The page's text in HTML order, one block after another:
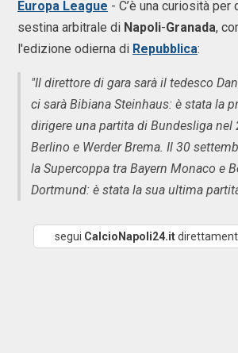
Europa League - C’è una curiosità per
sestina arbitrale di Napoli-Granada,
l'edizione odierna di Repubblica:
"Il direttore di gara sarà il tedesco
ci sarà Bibiana Steinhaus: è stata la
dirigere una partita di Bundesliga nel
Berlino e Werder Brema. Il 30
la Supercoppa tra Bayern Monaco e
Dortmund: è stata la sua ultima
segui CalcioNapoli24.it